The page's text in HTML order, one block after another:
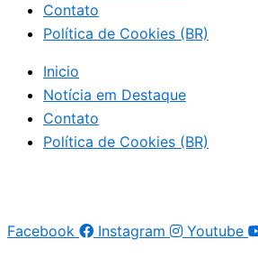
Contato
Política de Cookies (BR)
Inicio
Notícia em Destaque
Contato
Política de Cookies (BR)
Facebook Instagram Youtube